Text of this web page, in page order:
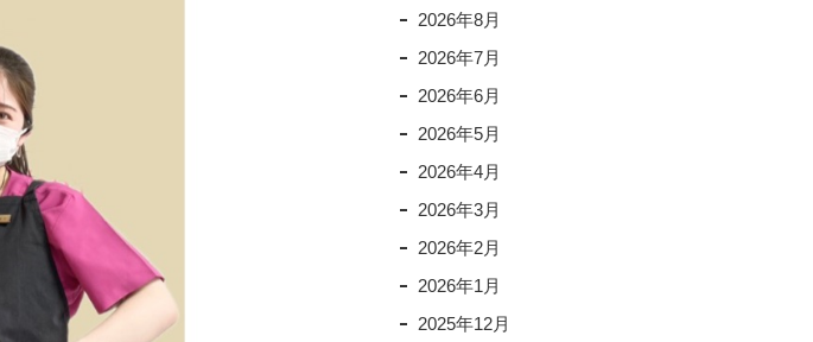
2026年8月
2026年7月
2026年6月
2026年5月
2026年4月
2026年3月
2026年2月
2026年1月
2025年12月